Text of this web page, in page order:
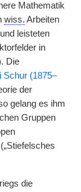
Mathematik
wiss. Arbeiten
leisteten
in
Die
Schur (1875–
der
gelang es ihm
Gruppen
die